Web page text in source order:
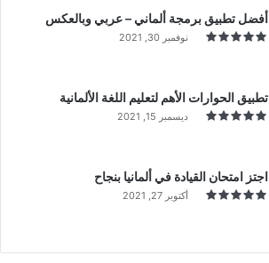
أفضل تطبيق برمجة ألماني – عربي وبالعكس
نوفمبر 30, 2021
تطبيق الحوارات الأهم لتعليم اللغة الألمانية
ديسمبر 15, 2021
اجتز امتحان القيادة في ألمانيا بنجاح
أكتوبر 27, 2021